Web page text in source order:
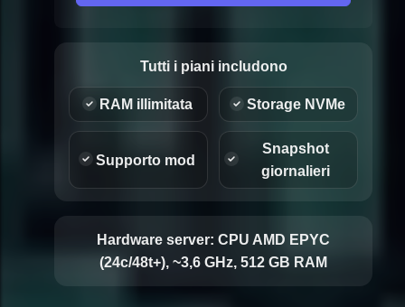
Tutti i piani includono
RAM illimitata Storage NVMe
Supporto mod
Snapshot
giornalieri
Hardware server: CPU AMD EPYC
(24c/48t+), ~3,6 GHz, 512 GB RAM